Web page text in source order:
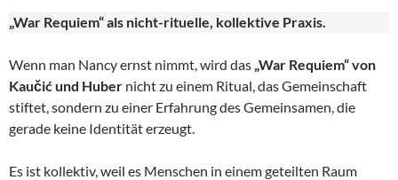
„War Requiem“ als nicht-rituelle, kollektive Praxis.
Wenn man Nancy ernst nimmt, wird das „War Requiem“ von
Kaučić und Huber nicht zu einem Ritual, das Gemeinschaft
stiftet, sondern zu einer Erfahrung des Gemeinsamen, die
gerade keine Identität erzeugt.
Es ist kollektiv, weil es Menschen in einem geteilten Raum